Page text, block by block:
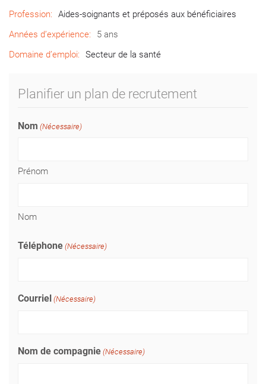
Profession:
Aides-soignants et préposés aux bénéficiaires
Années d’expérience:
5 ans
Domaine d’emploi:
Secteur de la santé
Planifier un plan de recrutement
Nom (Nécessaire)
Prénom
Nom
Téléphone (Nécessaire)
Courriel (Nécessaire)
Nom de compagnie (Nécessaire)